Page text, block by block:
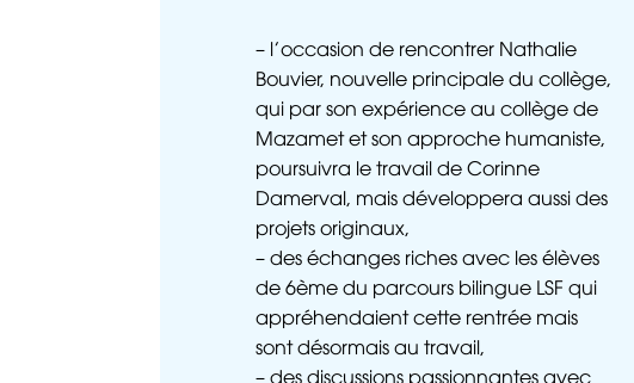
– l’occasion de rencontrer Nathalie
Bouvier, nouvelle principale du collège,
qui par son expérience au collège de
Mazamet et son approche humaniste,
poursuivra le travail de Corinne
Damerval, mais développera aussi des
projets originaux,
– des échanges riches avec les élèves
de 6ème du parcours bilingue LSF qui
appréhendaient cette rentrée mais
sont désormais au travail,
– des discussions passionnantes avec